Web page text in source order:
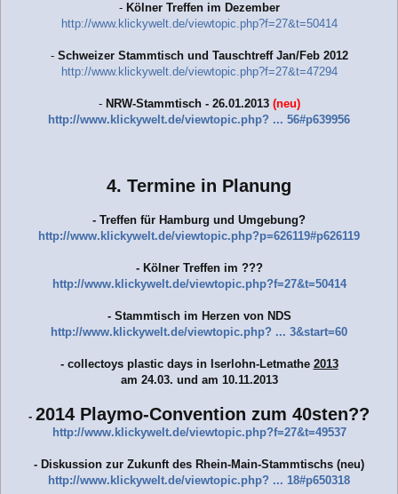
- Kölner Treffen im Dezember
http://www.klickywelt.de/viewtopic.php?f=27&t=50414
- Schweizer Stammtisch und Tauschtreff Jan/Feb 2012
http://www.klickywelt.de/viewtopic.php?f=27&t=47294
- NRW-Stammtisch - 26.01.2013 (neu)
http://www.klickywelt.de/viewtopic.php? ... 56#p639956
4. Termine in Planung
- Treffen für Hamburg und Umgebung?
http://www.klickywelt.de/viewtopic.php?p=626119#p626119
- Kölner Treffen im ???
http://www.klickywelt.de/viewtopic.php?f=27&t=50414
- Stammtisch im Herzen von NDS
http://www.klickywelt.de/viewtopic.php? ... 3&start=60
- collectoys plastic days in Iserlohn-Letmathe 2013
am 24.03. und am 10.11.2013
- 2014 Playmo-Convention zum 40sten??
http://www.klickywelt.de/viewtopic.php?f=27&t=49537
- Diskussion zur Zukunft des Rhein-Main-Stammtischs (neu)
http://www.klickywelt.de/viewtopic.php? ... 18#p650318